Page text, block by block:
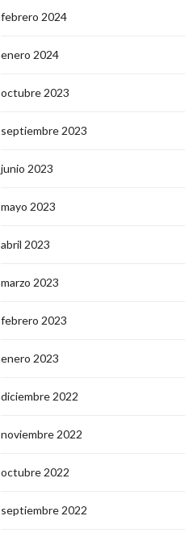
febrero 2024
enero 2024
octubre 2023
septiembre 2023
junio 2023
mayo 2023
abril 2023
marzo 2023
febrero 2023
enero 2023
diciembre 2022
noviembre 2022
octubre 2022
septiembre 2022